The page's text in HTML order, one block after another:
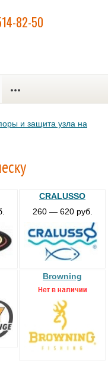
82-50
и защита узла на
CRALUSSO
260 — 620 руб.
Browning